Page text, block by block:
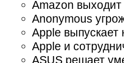
Amazon
Anonymous
Apple
Apple и
ASUS решает